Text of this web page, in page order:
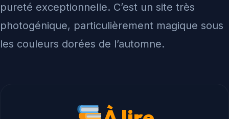
pureté exceptionnelle. C’est un site très
photogénique, particulièrement magique sous
les couleurs dorées de l’automne.